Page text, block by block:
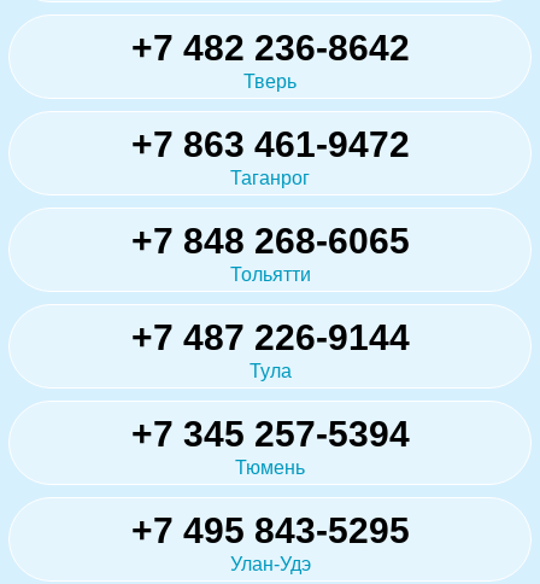
+7 482 236-8642
Тверь
+7 863 461-9472
Таганрог
+7 848 268-6065
Тольятти
+7 487 226-9144
Тула
+7 345 257-5394
Тюмень
+7 495 843-5295
Улан-Удэ